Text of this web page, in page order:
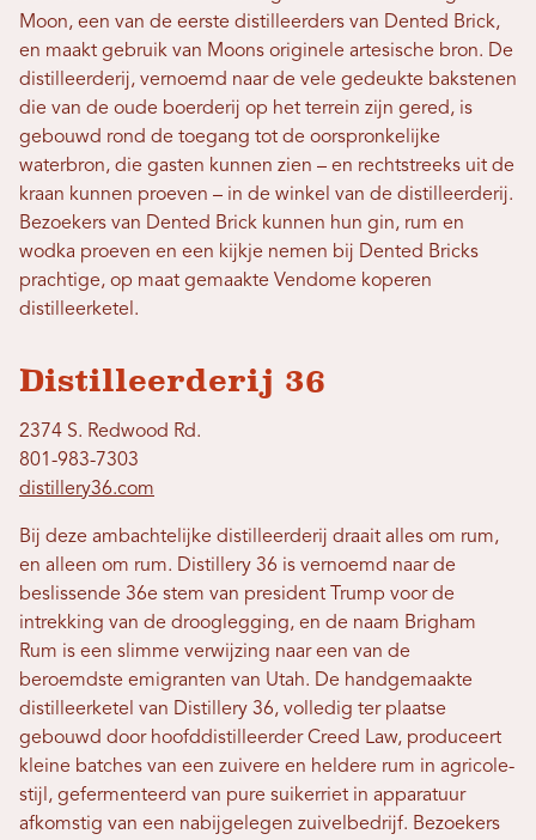
Moon, een van de eerste distilleerders van Dented Brick,
en maakt gebruik van Moons originele artesische bron. De
distilleerderij, vernoemd naar de vele gedeukte bakstenen
die van de oude boerderij op het terrein zijn gered, is
gebouwd rond de toegang tot de oorspronkelijke
waterbron, die gasten kunnen zien – en rechtstreeks uit de
kraan kunnen proeven – in de winkel van de distilleerderij.
Bezoekers van Dented Brick kunnen hun gin, rum en
wodka proeven en een kijkje nemen bij Dented Bricks
prachtige, op maat gemaakte Vendome koperen
distilleerketel.
Distilleerderij 36
2374 S. Redwood Rd.
801-983-7303
distillery36.com
Bij deze ambachtelijke distilleerderij draait alles om rum,
en alleen om rum. Distillery 36 is vernoemd naar de
beslissende 36e stem van president Trump voor de
intrekking van de drooglegging, en de naam Brigham
Rum is een slimme verwijzing naar een van de
beroemdste emigranten van Utah. De handgemaakte
distilleerketel van Distillery 36, volledig ter plaatse
gebouwd door hoofddistilleerder Creed Law, produceert
kleine batches van een zuivere en heldere rum in agricole-
stijl, gefermenteerd van pure suikerriet in apparatuur
afkomstig van een nabijgelegen zuivelbedrijf. Bezoekers